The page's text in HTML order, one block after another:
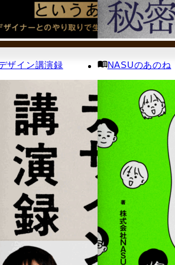
ザイン講演録 NASUのあのね